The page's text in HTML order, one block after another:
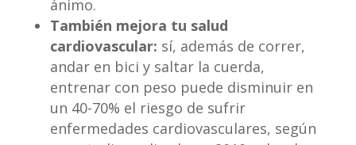
ánimo.
También mejora tu salud
cardiovascular: sí, además de correr,
andar en bici y saltar la cuerda,
entrenar con peso puede disminuir en
un 40-70% el riesgo de sufrir
enfermedades cardiovasculares, según